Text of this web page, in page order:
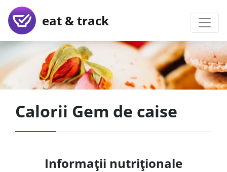
eat & track
Calorii Gem de caise
Informații nutriționale